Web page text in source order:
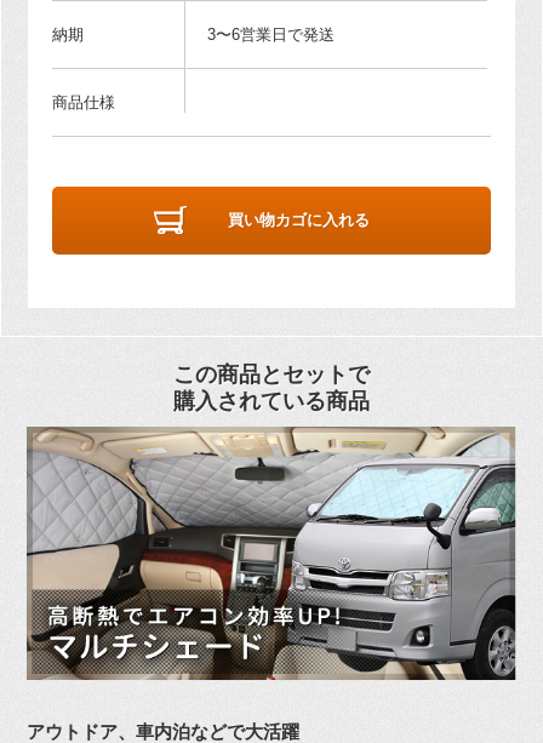
納期 3〜6営業日で発送
商品仕様
買い物カゴに入れる
この商品とセットで
購入されている商品
アウトドア、車内泊などで大活躍